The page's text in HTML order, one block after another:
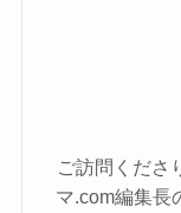
ご訪問くださ
マ.com編集長